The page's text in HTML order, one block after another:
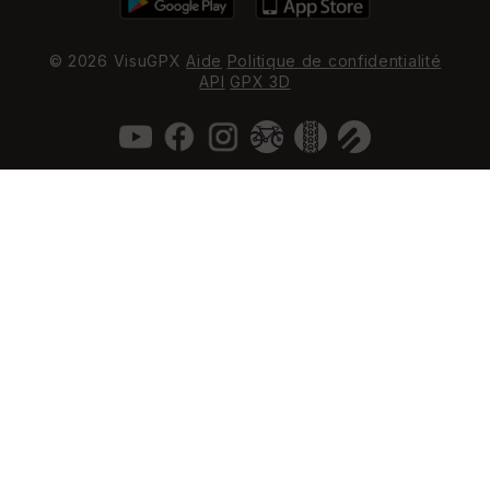
© 2026 VisuGPX Aide Politique de confidentialité
API GPX 3D